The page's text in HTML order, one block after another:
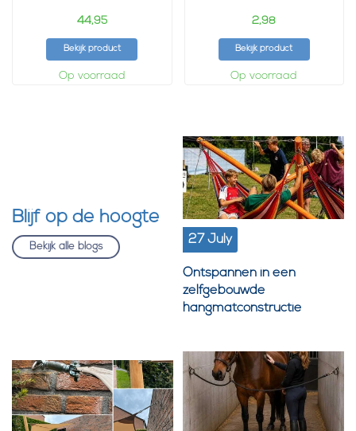
44,95
Bekijk product
Op voorraad
2,98
Bekijk product
Op voorraad
Blijf op de hoogte
Bekijk alle blogs
27 July
Ontspannen in een
zelfgebouwde
hangmatconstructie